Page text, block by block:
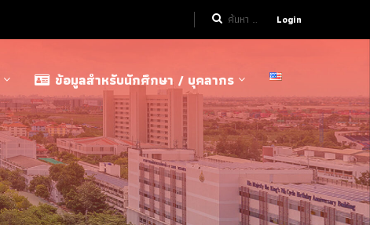
Login
ข้อมูลสำหรับนักศึกษา / บุคลากร